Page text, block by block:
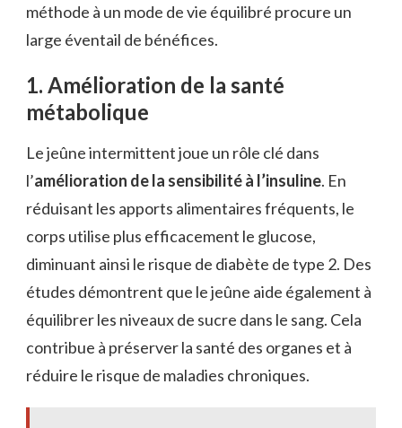
méthode à un mode de vie équilibré procure un
large éventail de bénéfices.
1. Amélioration de la santé
métabolique
Le jeûne intermittent joue un rôle clé dans
l’amélioration de la sensibilité à l’insuline. En
réduisant les apports alimentaires fréquents, le
corps utilise plus efficacement le glucose,
diminuant ainsi le risque de diabète de type 2. Des
études démontrent que le jeûne aide également à
équilibrer les niveaux de sucre dans le sang. Cela
contribue à préserver la santé des organes et à
réduire le risque de maladies chroniques.